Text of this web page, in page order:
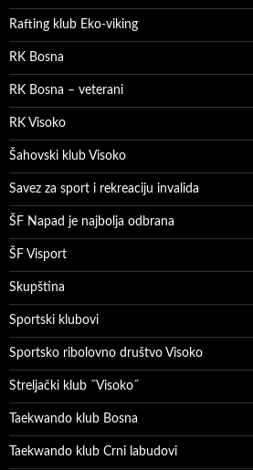
Rafting klub Eko-viking
RK Bosna
RK Bosna – veterani
RK Visoko
Šahovski klub Visoko
Savez za sport i rekreaciju invalida
ŠF Napad je najbolja odbrana
ŠF Visport
Skupština
Sportski klubovi
Sportsko ribolovno društvo Visoko
Streljački klub ˝Visoko˝
Taekwando klub Bosna
Taekwando klub Crni labudovi